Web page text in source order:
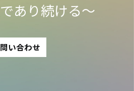
あり続ける〜
い合わせ